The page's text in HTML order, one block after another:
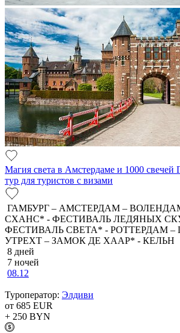
Магия света в Амстердаме и 1000 свечей
тур для туристов с визами
ГАМБУРГ – АМСТЕРДАМ –
СХАНС* - ФЕСТИВАЛЬ ЛЕДЯНЫХ
ФЕСТИВАЛЬ СВЕТА* - РОТТЕРДАМ –
УТРЕХТ – ЗАМОК ДЕ ХААР* - КЕЛЬН
8 дней
7 ночей
08.12
Туроператор: Элдиви
от 685 EUR
+ 250 BYN